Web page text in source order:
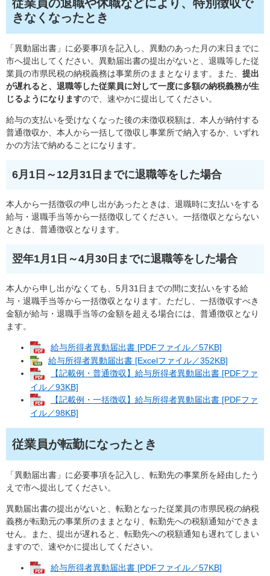
従業員の退職や休職などにより、特別徴収で
きなくなったとき
「異動届出書」に必要事項を記入し、異動のあった月の末日までに
市へ提出してください。異動届出書の提出がないと、退職等した従
業員の市県民税の納税義務は事業所のままとなります。また、 提出
が遅れると、退職等した従業員に対して一度に多額の納税義務が生
じるようになりますので、速やかに提出してください。
給与の支払いを受けなくなった後の未徴収税額は、本人が納付する
普通徴収か、本人から一括して徴収し事業所で納入するか、いずれ
かの方法で納めることになります。
6月1日～12月31日までに退職等をした場合
本人から一括徴収の申し出があったときは、退職時に支払いをする
給与・退職手当等から一括徴収してください。一括徴収とならない
ときは、普通徴収となります。
翌年1月1日～4月30日までに退職等をした場合
本人から申し出がなくても、5月31日までの間に支払いをする給
与・退職手当等から一括徴収となります。ただし、一括徴収すべき
金額が給与・退職手当等の金額を超える場合には、普通徴収となり
ます。
給与所得者異動届出書 [PDFファイル／57KB]
給与所得者異動届出書 [Excelファイル／352KB]
【記載例・普通徴収】給与所得者異動届出書 [PDFファ
イル／93KB]
【記載例・一括徴収】給与所得者異動届出書 [PDFファ
イル／98KB]
従業員が転勤になったとき
「異動届出書」に必要事項を記入し、転勤先の事業所を経由したう
えで市へ提出してください。
異動届出書の提出がないと、転勤となった従業員の市県民税の納税
義務が転勤元の事業所のままとなり、転勤先への税額通知ができま
せん。また、提出が遅れると、転勤先への税額通知も遅れてしまい
ますので、速やかに提出してください。
給与所得者異動届出書 [PDFファイル／57KB]